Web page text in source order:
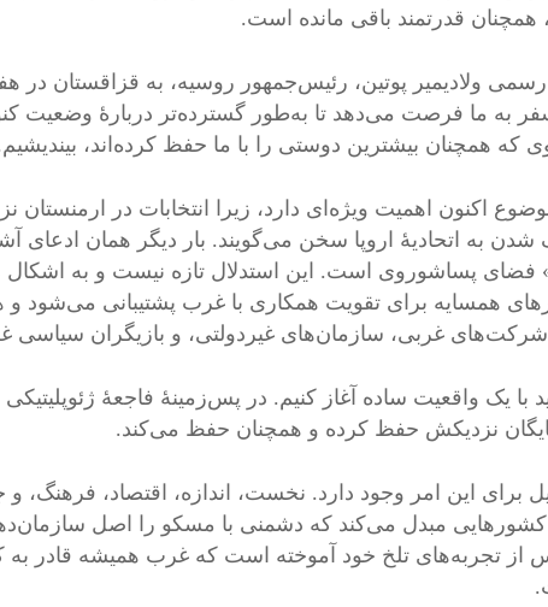
قدرتمند باقی مانده است.
ولادیمیر پوتین، رئیس‌جمهور روسیه، به قزاقستان در
به ما فرصت می‌دهد تا به‌طور گسترده‌تر دربارهٔ وضعیت
که همچنان بیشترین دوستی را با ما حفظ کرده‌اند،
اکنون اهمیت ویژه‌ای دارد، زیرا انتخابات در
شدن به اتحادیهٔ اروپا سخن می‌گویند. بار دیگر همان
فضای پساشوروی است. این استدلال تازه نیست و به
همسایه برای تقویت همکاری با غرب پشتیبانی می‌شود و
غربی، سازمان‌های غیردولتی، و بازیگران سیاسی
نزدیکش حفظ کرده و همچنان حفظ می‌کند.
برای این امر وجود دارد. نخست، اندازه، اقتصاد، فرهنگ،
کشورهایی مبدل می‌کند که دشمنی با مسکو را اصل
از تجربه‌های تلخ خود آموخته است که غرب همیشه قادر